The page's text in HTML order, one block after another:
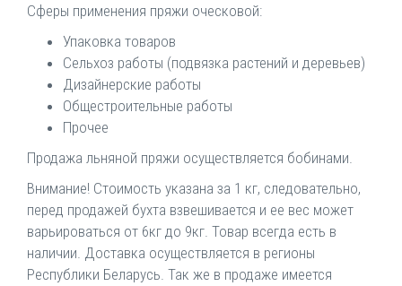
Сферы применения пряжи оческовой:
Упаковка товаров
Сельхоз работы (подвязка растений и деревьев)
Дизайнерские работы
Общестроительные работы
Прочее
Продажа льняной пряжи осуществляется бобинами.
Внимание! Стоимость указана за 1 кг, следовательно,
перед продажей бухта взвешивается и ее вес может
варьироваться от 6кг до 9кг. Товар всегда есть в
наличии. Доставка осуществляется в регионы
Республики Беларусь. Так же в продаже имеется